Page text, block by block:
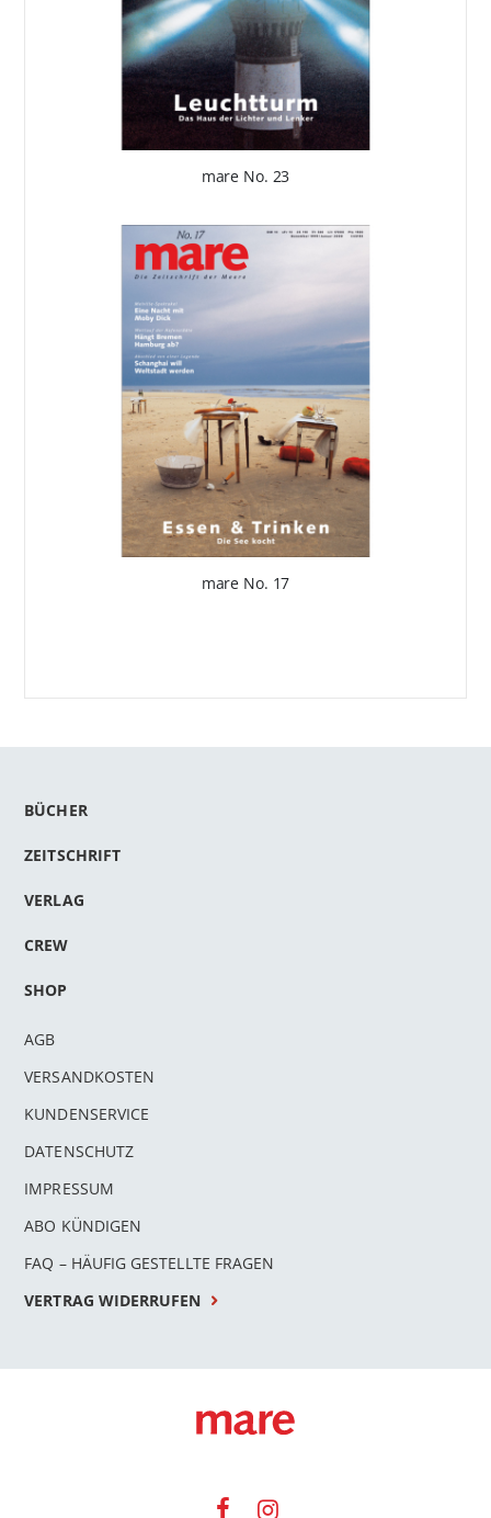
mare No. 23
mare No. 17
BÜCHER
ZEITSCHRIFT
VERLAG
CREW
SHOP
AGB
VERSANDKOSTEN
KUNDENSERVICE
DATENSCHUTZ
IMPRESSUM
ABO KÜNDIGEN
FAQ – HÄUFIG GESTELLTE FRAGEN
VERTRAG WIDERRUFEN